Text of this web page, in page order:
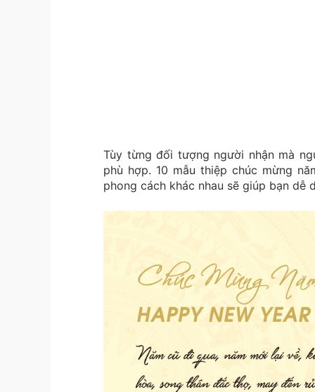
Tùy từng đối tượng người nhận mà
phù hợp. 10 mẫu thiệp chúc mừng
phong cách khác nhau sẽ giúp bạn dễ